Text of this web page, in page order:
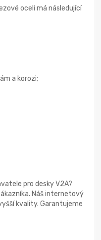
oceli má následující
a korozi;
pro desky V2A?
Náš internetový
kvality. Garantujeme